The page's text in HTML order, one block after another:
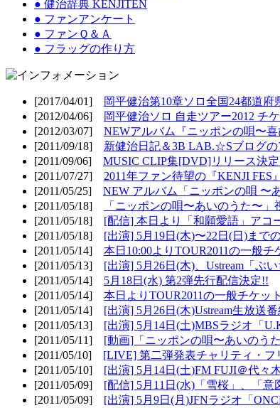
● 健治辞典 KENJITEN
● ファンアンケート
● ファンＱ＆Ａ
● フラッグの作り方
[2017/04/01]
岡平健治第10章ソロ全国24都道
[2012/04/06]
岡平健治ソロ 自走ツアー2012 チ
[2012/03/07] NEWアルバム『ニッポンの唄〜
[2011/09/18] 新健治日記＆3B LAB.☆Sブログ
[2011/09/06] MUSIC CLIP集[DVD]リリース決
[2011/07/27] 2011年ファン待望の『KENJI FES
[2011/05/25] NEW アルバム「ニッポンの唄 〜
[2011/05/18]
「ニッポンの唄〜あいのうた〜」
[2011/05/18] [配信] 本日より「和願愛語」アコ
[2011/05/18] [出演] 5月19日(木)〜22日(日)まで
[2011/05/14] 本日10:00よりTOUR2011の一般チ
[2011/05/13] [出演] 5月26日(木)、Ustream「ぶ
[2011/05/14] 5月18日(水) 第2弾先行配信決定!!
[2011/05/14] 本日よりTOUR2011の一般チケッ
[2011/05/14] [出演] 5月26日(木)Ustream生放送
[2011/05/13] [出演] 5月14日(土)MBSラジオ「
[2011/05/11] [動画]「ニッポンの唄〜あいのう
[2011/05/10] [LIVE] 第二弾発表チャリティ・
[2011/05/10] [出演] 5月14日(土)FM FUJI＠代々
[2011/05/09] [配信] 5月11日(水)「雪桜」、「
[2011/05/09] [出演] 5月9日(月)JFNラジオ「